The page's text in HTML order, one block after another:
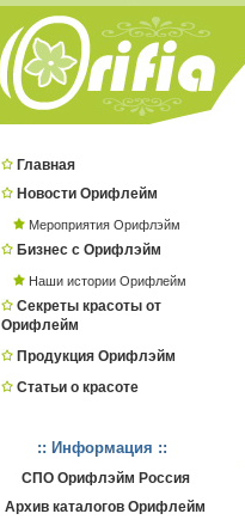
Главная
Новости Орифлейм
Мероприятия Орифлэйм
Бизнес с Орифлэйм
Наши истории Орифлейм
Секреты красоты от
Орифлейм
Продукция Орифлэйм
Статьи о красоте
:: Информация ::
СПО Орифлэйм Россия
Архив каталогов Орифлейм